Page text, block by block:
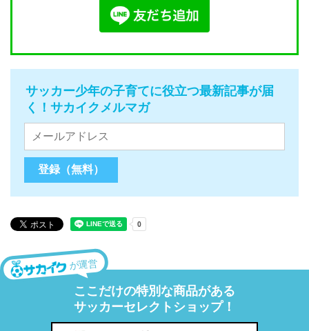
サッカー少年の子育てに役立つ最新記事が届
く！サカイクメルマガ
が運営
ここだけの特別な商品がある
サッカーセレクトショップ！